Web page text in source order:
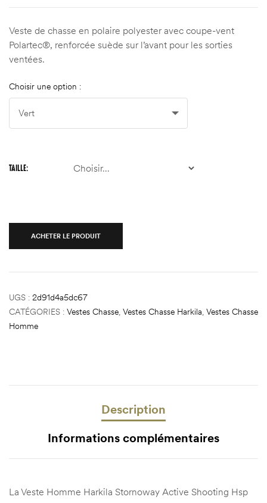
Veste de chasse en polaire polyester avec coupe-vent
Polartec®, renforcée suède sur l’avant pour les sorties
ventées.
Choisir une option :
TAILLE
ACHETER LE PRODUIT
UGS : 2d91d4a5dc67
CATÉGORIES : Vestes Chasse, Vestes Chasse Harkila, Vestes Chasse
Homme
Description
Informations complémentaires
La Veste Homme Harkila Stornoway Active Shooting Hsp